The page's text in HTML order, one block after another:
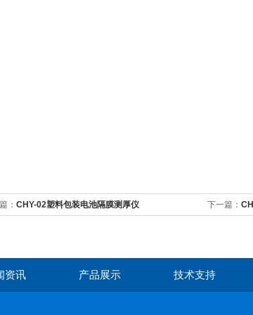
： CHY-02塑料包装电池隔膜测厚仪 下一篇：
资讯 产品展示 技术支持